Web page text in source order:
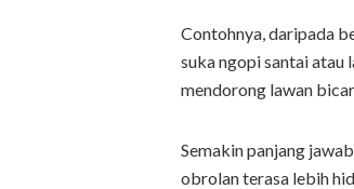
Contohnya, daripada
suka ngopi santai atau
mendorong lawan
Semakin panjang
obrolan terasa lebih